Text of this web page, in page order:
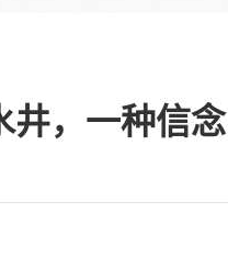
井，一种信念